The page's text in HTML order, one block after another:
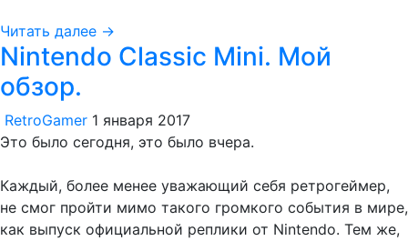
Читать далее →
Nintendo Classic Mini. Мой
обзор.
RetroGamer 1 января 2017
Это было сегодня, это было вчера.
Каждый, более менее уважающий себя ретрогеймер,
не смог пройти мимо такого громкого события в мире,
как выпуск официальной реплики от Nintendo. Тем же,